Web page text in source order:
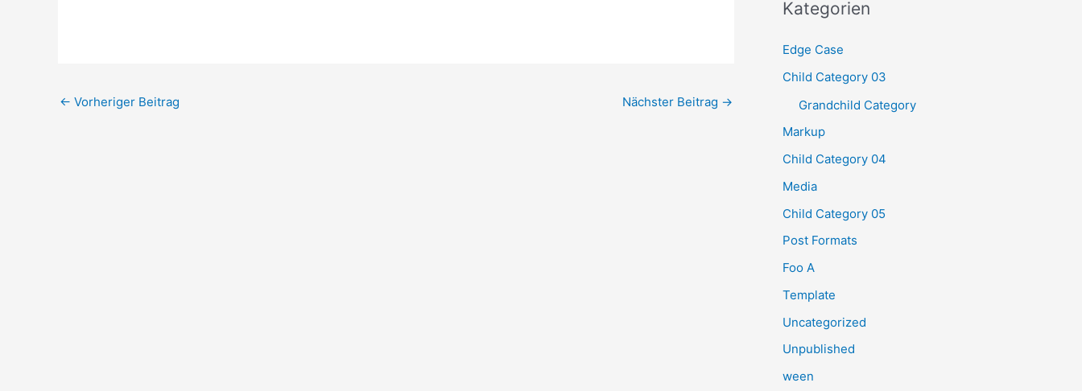
← Vorheriger Beitrag Nächster Beitrag →
h
n
n
c
Kategorien
Edge Case
Child Category 03
Grandchild Category
Markup
Child Category 04
Media
Child Category 05
Post Formats
Foo A
Template
Uncategorized
Unpublished
ween